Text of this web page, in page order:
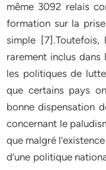
même 3092 relais
formation sur la
simple
rarement inclus
les politiques de
que certains pays
bonne dispensation
concernant le
que malgré
d’une politique